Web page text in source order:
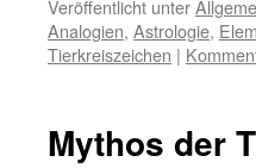
Veröffentlicht unter
Analogien, Astrologie,
Tierkreiszeichen |
Mythos der